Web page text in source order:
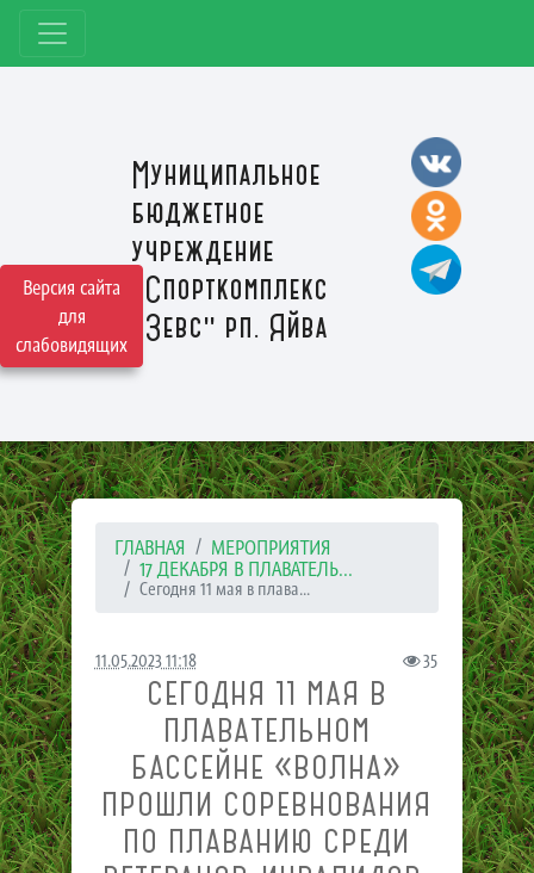
Версия сайта
для
слабовидящих
Муниципальное
бюджетное
учреждение
"Спорткомплекс
"Зевс" рп. Яйва
ГЛАВНАЯ
МЕРОПРИЯТИЯ
17 ДЕКАБРЯ В ПЛАВАТЕЛЬ...
Сегодня 11 мая в плава...
11.05.2023 11:18 35
СЕГОДНЯ 11 МАЯ В
ПЛАВАТЕЛЬНОМ
БАССЕЙНЕ «ВОЛНА»
ПРОШЛИ СОРЕВНОВАНИЯ
ПО ПЛАВАНИЮ СРЕДИ